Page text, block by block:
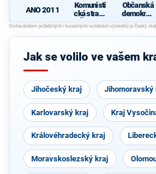
ANO 2011
Komunisti
cká strana
Čech a
Moravy
Občanská
demokrati
cká strana
Jak se volilo ve vašem
Jihočeský kraj Jihomoravský
Karlovarský kraj Kraj
Královéhradecký kraj
Moravskoslezský kraj